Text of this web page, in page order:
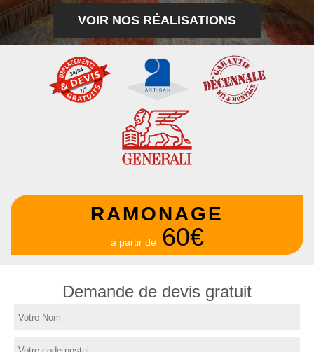
VOIR NOS RÉALISATIONS
RAMONAGE
à partir de 60€
Demande de devis gratuit